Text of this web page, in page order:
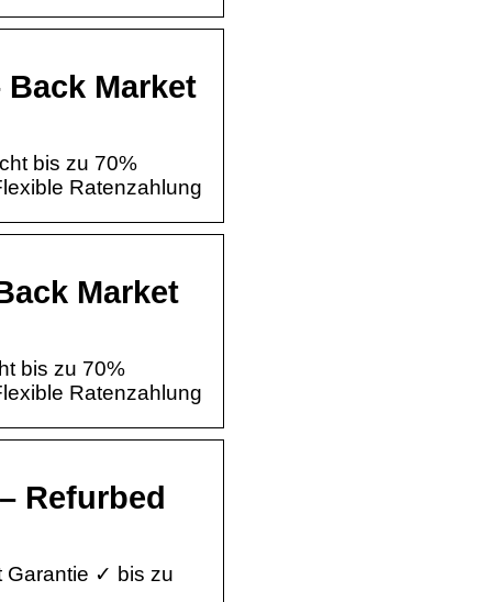
Back Market
bis zu 70%
Ratenzahlung
Market
bis zu 70%
Ratenzahlung
Refurbed
Garantie ✓ bis zu